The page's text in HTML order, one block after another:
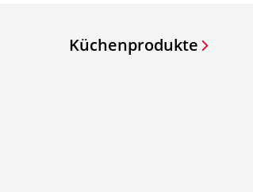
Küchenprodukte